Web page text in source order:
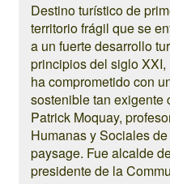
Destino turístico de
territorio frágil que se
a un fuerte desarrollo
principios del siglo
ha comprometido con
sostenible tan exigente
Patrick Moquay,
Humanas y Sociales
paysage. Fue alcalde
presidente de la